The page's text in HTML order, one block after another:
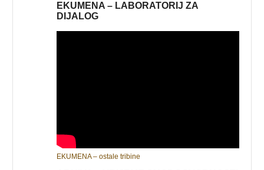
EKUMENA – LABORATORIJ ZA
DIJALOG
EKUMENA – ostale tribine